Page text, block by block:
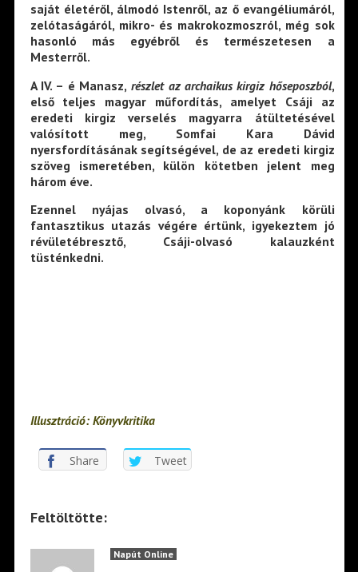
saját életéről, álmodó Istenről, az ő evangéliumáról,
zelótaságáról, mikro- és makrokozmoszról, még sok
hasonló más egyébről és természetesen a
Mesterről.
AIV. – é Manasz, részlet az archaikus kirgiz hőseposzból,
első teljes magyar műfordítás, amelyet Csáji az
eredeti kirgiz verselés magyarra átültetésével
valósított meg, Somfai Kara Dávid
nyersfordításának segítségével, de az eredeti kirgiz
szöveg ismeretében, külön kötetben jelent meg
három éve.
Ezennel nyájas olvasó, a koponyánk körüli
fantasztikus utazás végére értünk, igyekeztem jó
révületébresztő, Csáji-olvasó kalauzként
tüsténkedni.
Illusztráció: Könyvkritika
Share Tweet
Feltöltötte:
Napút Online